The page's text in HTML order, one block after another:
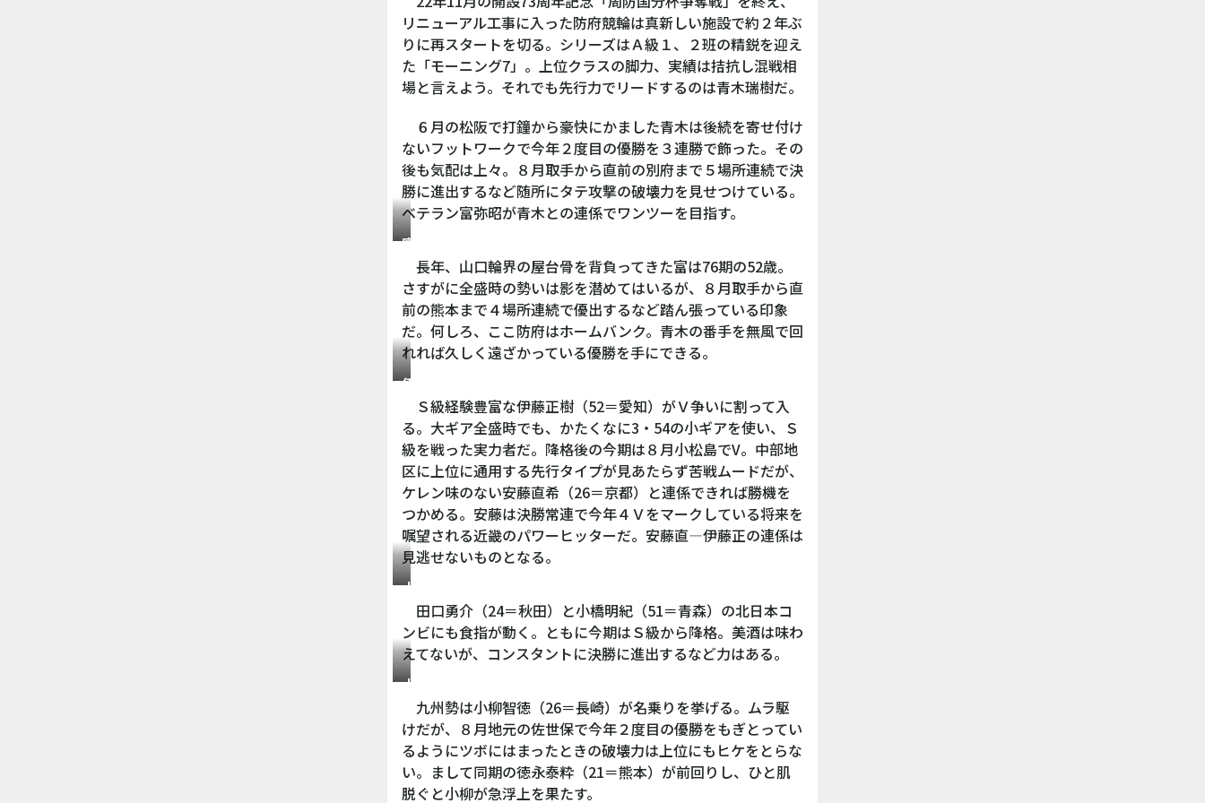
瑞
樹
リニューアル工事に入った防府競輪は真新しい施設で約２年ぶ
りに再スタートを切る。シリーズはＡ級１、２班の精鋭を迎え
た「モーニング7」。上位クラスの脚力、実績は拮抗し混戦相
場と言えよう。それでも先行力でリードするのは青木瑞樹だ。
６月の松阪で打鐘から豪快にかました青木は後続を寄せ付け
ないフットワークで今年２度目の優勝を３連勝で飾った。その
後も気配は上々。８月取手から直前の別府まで５場所連続で決
勝に進出するなど随所にタテ攻撃の破壊力を見せつけている。
ベテラン富弥昭が青木との連係でワンツーを目指す。
富
昭
長年、山口輪界の屋台骨を背負ってきた富は76期の52歳。
さすがに全盛時の勢いは影を潜めてはいるが、８月取手から直
前の熊本まで４場所連続で優出するなど踏ん張っている印象
だ。何しろ、ここ防府はホームバンク。青木の番手を無風で回
れれば久しく遠ざかっている優勝を手にできる。
伊
正
樹
Ｓ級経験豊富な伊藤正樹（52＝愛知）がＶ争いに割って入
る。大ギア全盛時でも、かたくなに3・54の小ギアを使い、Ｓ
級を戦った実力者だ。降格後の今期は８月小松島でV。中部地
区に上位に通用する先行タイプが見あたらず苦戦ムードだが、
ケレン味のない安藤直希（26＝京都）と連係できれば勝機を
つかめる。安藤は決勝常連で今年４Ｖをマークしている将来を
嘱望される近畿のパワーヒッターだ。安藤直―伊藤正の連係は
見逃せないものとなる。
小
明
紀
田口勇介（24＝秋田）と小橋明紀（51＝青森）の北日本コ
ンビにも食指が動く。ともに今期はＳ級から降格。美酒は味わ
えてないが、コンスタントに決勝に進出するなど力はある。
小
智
徳
九州勢は小柳智徳（26＝長崎）が名乗りを挙げる。ムラ駆
けだが、８月地元の佐世保で今年２度目の優勝をもぎとってい
るようにツボにはまったときの破壊力は上位にもヒケをとらな
い。まして同期の徳永泰粋（21＝熊本）が前回りし、ひと肌
脱ぐと小柳が急浮上を果たす。